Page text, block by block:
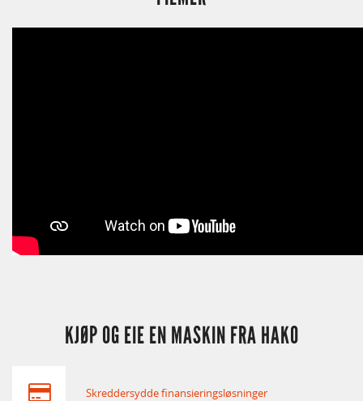
KJØP OG EIE EN MASKIN FRA HAKO
Skreddersydde finansieringsløsninger